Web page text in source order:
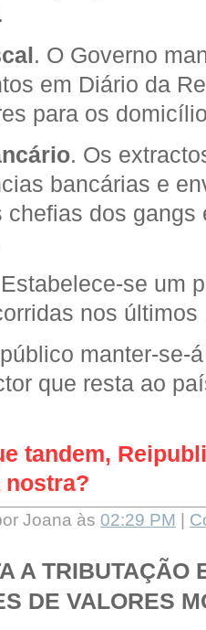
. O Governo
em Diário da
para os
. Os
bancárias e
chefias dos
se um
nos últimos
manter-se-
que resta ao
tandem,
nostra?
Joana às 02:29 PM
A TRIBUTAÇÃO
DE VALORES